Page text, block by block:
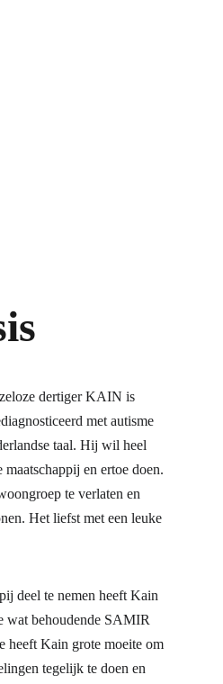
dertiger KAIN is
met autisme
taal. Hij wil heel
maatschappij en ertoe doen.
te verlaten en
Het liefst met een leuke
deel te nemen heeft Kain
wat behoudende SAMIR
heeft Kain grote moeite om
tegelijk te doen en